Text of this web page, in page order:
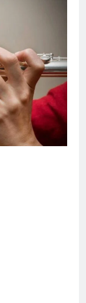
dòng lịch sử